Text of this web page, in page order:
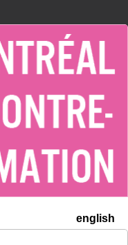
english